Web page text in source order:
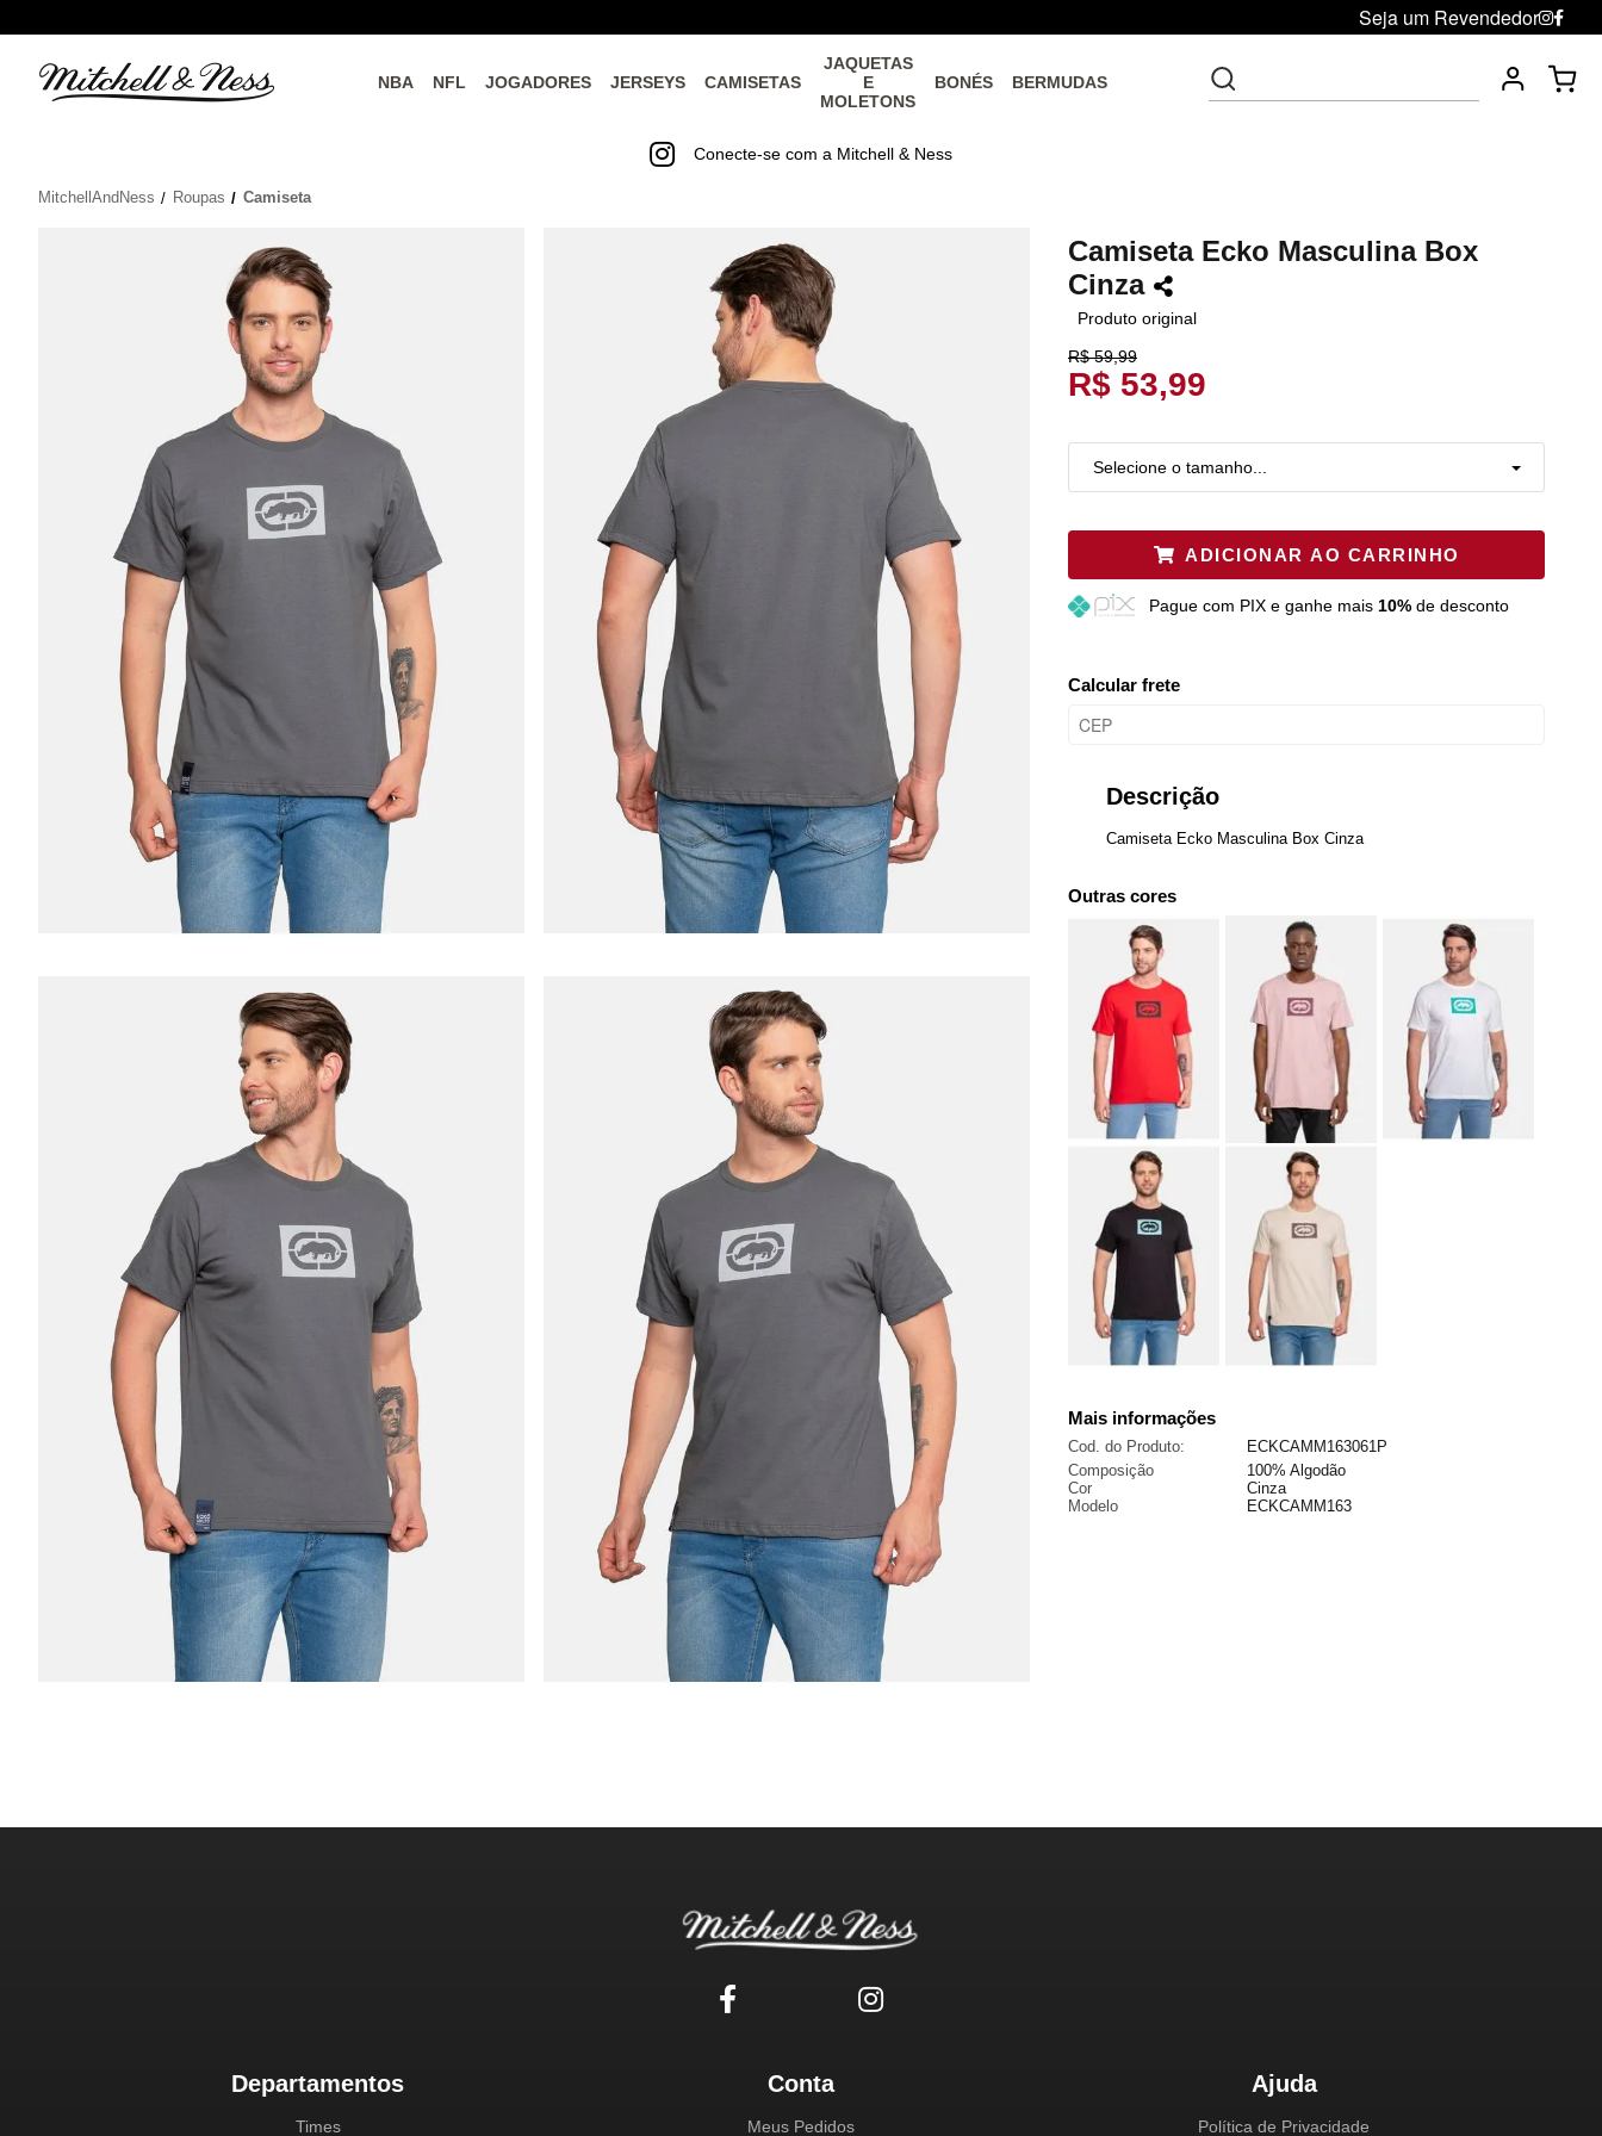
Seja um Revendedor
NBA NFL JOGADORES JERSEYS CAMISETAS
JAQUETAS
E
MOLETONS
BONÉS BERMUDAS
Conecte-se com a Mitchell & Ness
MitchellAndNess Roupas Camiseta
Camiseta Ecko Masculina Box
Cinza
Produto original
R$ 59,99
R$ 53,99
Selecione o tamanho...
Esgotado
G Esgotado
ADICIONAR AO CARRINHO
Pague com PIX e ganhe mais 10%de desconto
Calcular frete
Descrição
Camiseta Ecko Masculina Box Cinza
Outras cores
Mais informações
Cod. do Produto:
ECKCAMM163061P
Composição
100% Algodão
Cor
Cinza
Modelo
ECKCAMM163
Departamentos
Times
Conta
Meus Pedidos
Ajuda
Política de Privacidade